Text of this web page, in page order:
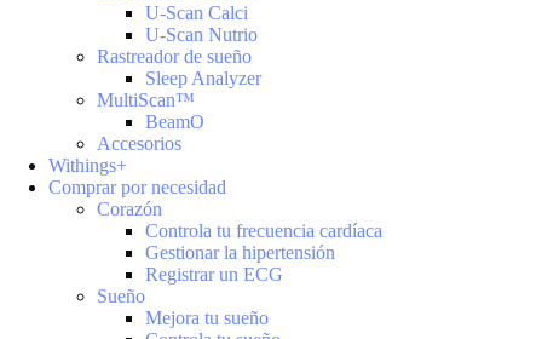
U-Scan Calci
U-Scan Nutrio
Rastreador de sueño
Sleep Analyzer
MultiScan™
BeamO
Accesorios
Withings+
Comprar por necesidad
Corazón
Controla tu frecuencia cardíaca
Gestionar la hipertensión
Registrar un ECG
Sueño
Mejora tu sueño